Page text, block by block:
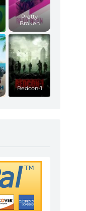
Pretty
Broken
Redcon-1